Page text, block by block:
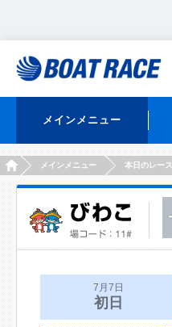
メインメニュー
HOMEメインメニュー 本日のレース
7月7日
初日